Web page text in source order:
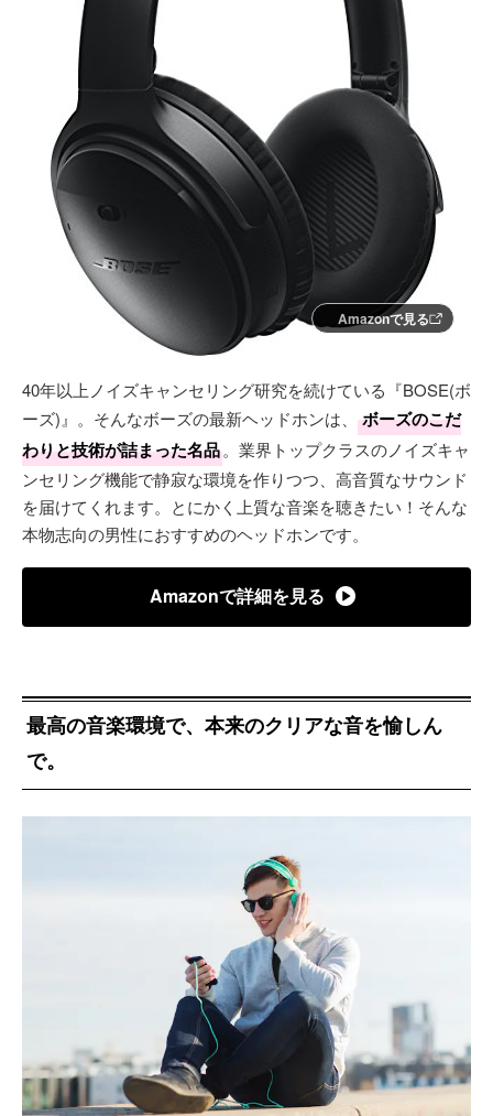
Amazonで見る
40年以上ノイズキャンセリング研究を続けている『BOSE(ボ
ーズ)』。そんなボーズの最新ヘッドホンは、
ボーズのこだ
わりと技術が詰まった名品。業界トップクラスのノイズキャ
ンセリング機能で静寂な環境を作りつつ、高音質なサウンド
を届けてくれます。とにかく上質な音楽を聴きたい！そんな
本物志向の男性におすすめのヘッドホンです。
Amazonで詳細を見る
最高の音楽環境で、本来のクリアな音を愉しん
で。